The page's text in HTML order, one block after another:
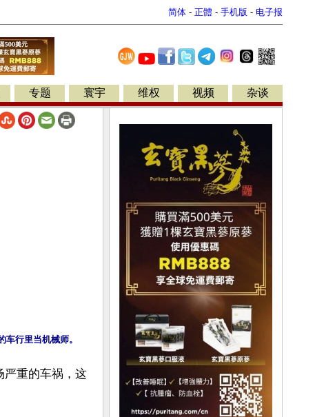
简体 - 正體 - 手机版 - 电子报
专题 寰宇 维权 视频 杂谈
严重的车祸，这